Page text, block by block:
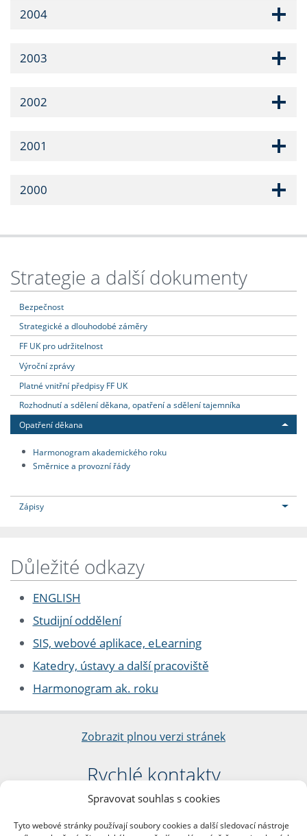
Spravovat souhlas s cookies
Tyto webové stránky používají soubory cookies a další sledovací nástroje
2004
2003
2002
2001
2000
Strategie a další dokumenty
Bezpečnost
Strategické a dlouhodobé záměry
FF UK pro udržitelnost
Výroční zprávy
Platné vnitřní předpisy FF UK
Rozhodnutí a sdělení děkana, opatření a sdělení tajemníka
Opatření děkana
Harmonogram akademického roku
Směrnice a provozní řády
Zápisy
Důležité odkazy
ENGLISH
Studijní oddělení
SIS, webové aplikace, eLearning
Katedry, ústavy a další pracoviště
Harmonogram ak. roku
Zobrazit plnou verzi stránek
Rychlé kontakty
Filozofická fakulta
nám. Jana Palacha 1/2